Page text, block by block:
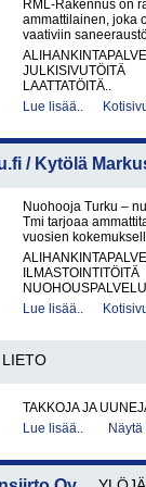
RML-Rakennus on
ammattilainen, joka
vaativiin
JULKISIVUTÖITÄ
LAATTATÖITÄ..
Lue lisää..
/ Kytölä
Nuohooja Turku –
Tmi tarjoaa
vuosien
ILMASTOINTITÖITÄ
Lue lisää..
LIETO
TAKKOJA JA
Lue lisää..